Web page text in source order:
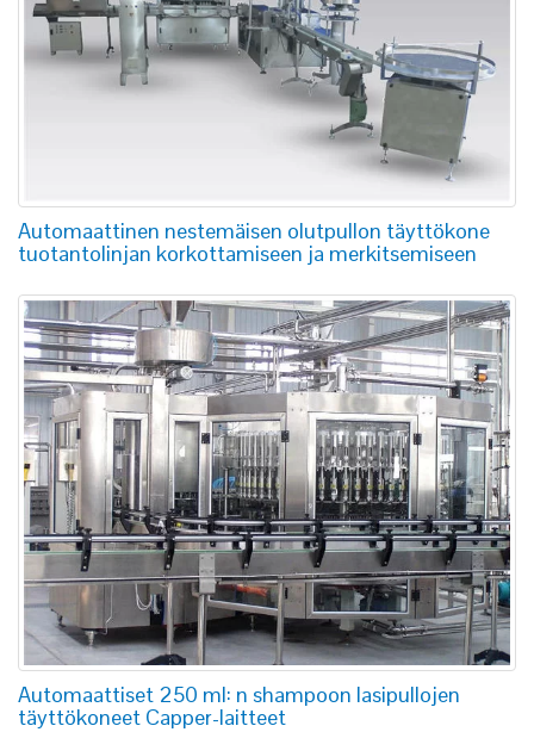
Automaattinen nestemäisen olutpullon täyttökone
tuotantolinjan korkottamiseen ja merkitsemiseen
Automaattiset 250 ml: n shampoon lasipullojen
täyttökoneet Capper-laitteet